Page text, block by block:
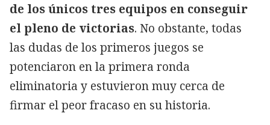
de los únicos tres equipos en conseguir
el pleno de victorias. No obstante, todas
las dudas de los primeros juegos se
potenciaron en la primera ronda
eliminatoria y estuvieron muy cerca de
firmar el peor fracaso en su historia.